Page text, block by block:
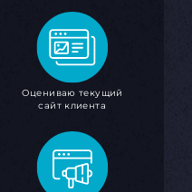
Оцениваю текущий
сайт клиента